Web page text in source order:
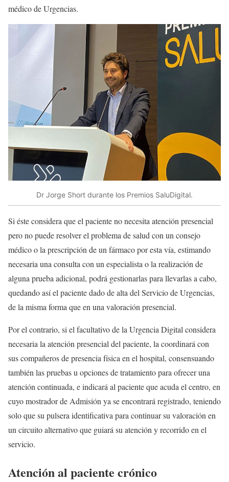
médico de Urgencias.
Dr Jorge Short durante los Premios SaluDigital.
Si éste considera que el paciente no necesita atención presencial
pero no puede resolver el problema de salud con un consejo
médico o la prescripción de un fármaco por esta vía, estimando
necesaria una consulta con un especialista o la realización de
alguna prueba adicional, podrá gestionarlas para llevarlas a cabo,
quedando así el paciente dado de alta del Servicio de Urgencias,
de la misma forma que en una valoración presencial.
Por el contrario, si el facultativo de la Urgencia Digital considera
necesaria la atención presencial del paciente, la coordinará con
sus compañeros de presencia física en el hospital, consensuando
también las pruebas u opciones de tratamiento para ofrecer una
atención continuada, e indicará al paciente que acuda el centro, en
cuyo mostrador de Admisión ya se encontrará registrado, teniendo
solo que su pulsera identificativa para continuar su valoración en
un circuito alternativo que guiará su atención y recorrido en el
servicio.
Atención al paciente crónico